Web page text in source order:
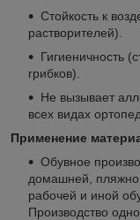
Стойкость к
растворителей).
Гигиеничность
грибков).
Не вызывает
всех видах
Применение
Обувное
домашней,
рабочей и иной
Производство